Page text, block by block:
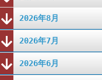
2026年8月
2026年7月
2026年6月